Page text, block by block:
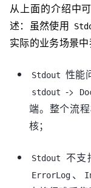
从上面的介绍中
述：虽然使用
实际的业务场景
Stdout 性能
stdout ->
端。整个流
核；
Stdout 不支
ErrorLog 、